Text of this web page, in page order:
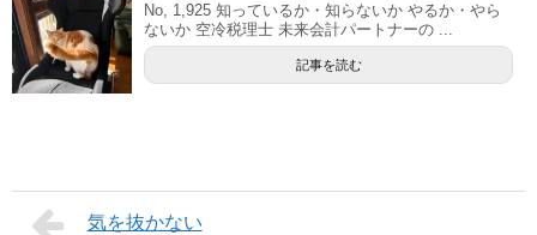
No, 1,925 知っているか・知らないか やるか・やら
ないか 空冷税理士 未来会計パートナーの ...
記事を読む
気を抜かない